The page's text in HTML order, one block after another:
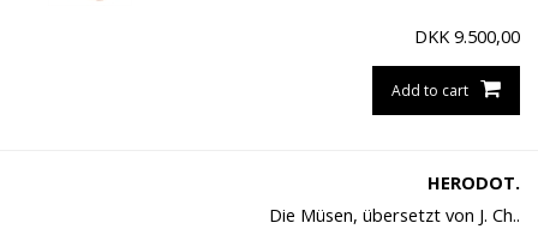
DKK 9.500,00
Add to cart
HERODOT.
Die Müsen, übersetzt von J. Ch..